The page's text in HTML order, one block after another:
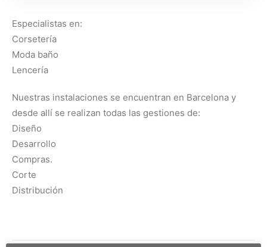
Especialistas en:
Corsetería
Moda baño
Lencería
Nuestras instalaciones se encuentran en Barcelona y
desde allí se realizan todas las gestiones de:
Diseño
Desarrollo
Compras.
Corte
Distribución